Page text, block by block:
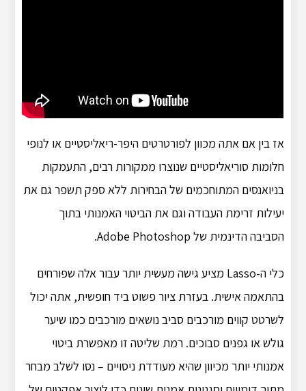
אז בין אם אתה מכוון לפורטרטים היפר-ריאליסטיים או לנופי
חלומות סוריאליסטיים שנוצרו ממקורות רבים, התעמקות
בניואנסים המתוחכמים של הבחירות ללא ספק תשפר גם את
יעילות זרימת העבודה וגם את הביטוי האמנותי בתוך
הסביבה הדינמית של Adobe Photoshop.
כלי ה-Lasso מציע גישה מעשית יותר עבור אלה שפורחים
בהתאמה אישית. בעזרת ציור פשוט ביד חופשית, אתה יכול
לשרטט קווים מורכבים סביב נושאים מורכבים כמו שיער
גולש או גפנים סבוכים. רמת שליטה זו מאפשרת ביטוי
אמנותי יותר מכיוון שהיא מעודדת ניסויים – נסו לשלב מבחר